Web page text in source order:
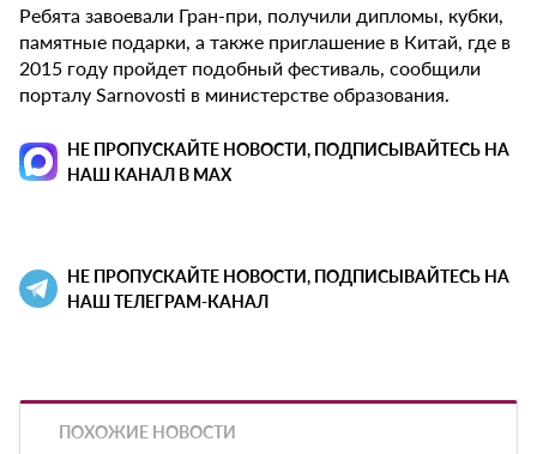
Ребята завоевали Гран-при, получили дипломы, кубки,
памятные подарки, а также приглашение в Китай, где в
2015 году пройдет подобный фестиваль, сообщили
порталу Sarnovosti в министерстве образования.
НЕ ПРОПУСКАЙТЕ НОВОСТИ, ПОДПИСЫВАЙТЕСЬ НА
НАШ КАНАЛ В MAX
НЕ ПРОПУСКАЙТЕ НОВОСТИ, ПОДПИСЫВАЙТЕСЬ НА
НАШ ТЕЛЕГРАМ-КАНАЛ
ПОХОЖИЕ НОВОСТИ